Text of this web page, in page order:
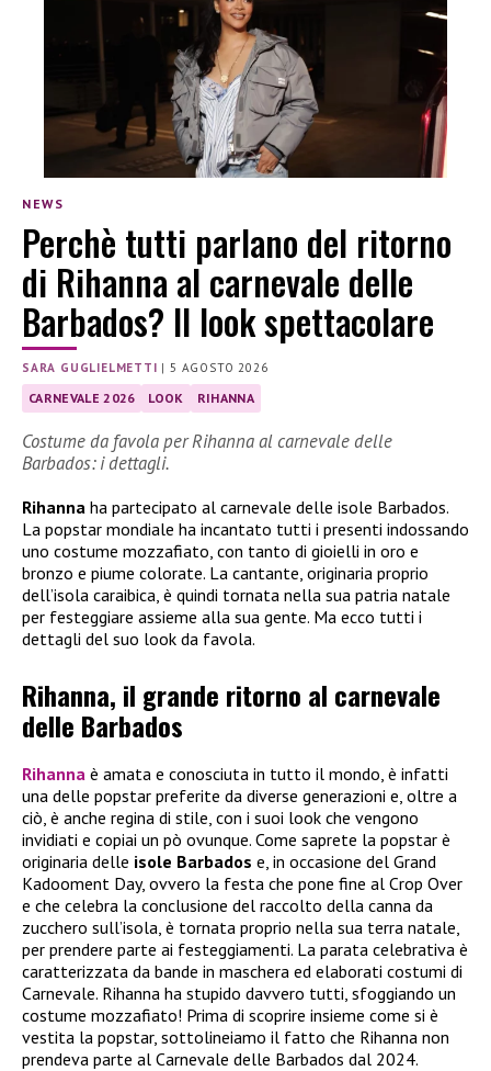
NEWS
Perchè tutti parlano del ritorno
di Rihanna al carnevale delle
Barbados? Il look spettacolare
SARA GUGLIELMETTI | 5 AGOSTO 2026
CARNEVALE 2026 LOOK RIHANNA
Costume da favola per Rihanna al carnevale delle
Barbados: i dettagli.
Rihanna ha partecipato al carnevale delle isole Barbados.
La popstar mondiale ha incantato tutti i presenti indossando
uno costume mozzafiato, con tanto di gioielli in oro e
bronzo e piume colorate. La cantante, originaria proprio
dell’isola caraibica, è quindi tornata nella sua patria natale
per festeggiare assieme alla sua gente. Ma ecco tutti i
dettagli del suo look da favola.
Rihanna, il grande ritorno al carnevale
delle Barbados
Rihanna è amata e conosciuta in tutto il mondo, è infatti
una delle popstar preferite da diverse generazioni e, oltre a
ciò, è anche regina di stile, con i suoi look che vengono
invidiati e copiai un pò ovunque. Come saprete la popstar è
originaria delle isole Barbados e, in occasione del Grand
Kadooment Day, ovvero la festa che pone fine al Crop Over
e che celebra la conclusione del raccolto della canna da
zucchero sull’isola, è tornata proprio nella sua terra natale,
per prendere parte ai festeggiamenti. La parata celebrativa è
caratterizzata da bande in maschera ed elaborati costumi di
Carnevale. Rihanna ha stupido davvero tutti, sfoggiando un
costume mozzafiato! Prima di scoprire insieme come si è
vestita la popstar, sottolineiamo il fatto che Rihanna non
prendeva parte al Carnevale delle Barbados dal 2024.